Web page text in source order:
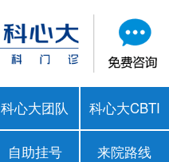
科心大团队 科心大CBTI
自助挂号 来院路线